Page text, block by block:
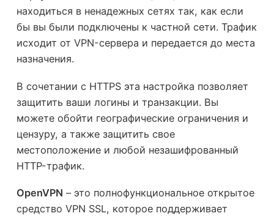
находиться в ненадежных сетях так, как если
бы вы были подключены к частной сети. Трафик
исходит от VPN-сервера и передается до места
назначения.
В сочетании с HTTPS эта настройка позволяет
защитить ваши логины и транзакции. Вы
можете обойти географические ограничения и
цензуру, а также защитить свое
местоположение и любой незашифрованный
HTTP-трафик.
OpenVPN – это полнофункциональное открытое
средство VPN SSL, которое поддерживает